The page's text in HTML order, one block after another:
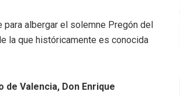
albergar el solemne Pregón del
la que históricamente es conocida
de Valencia, Don Enrique